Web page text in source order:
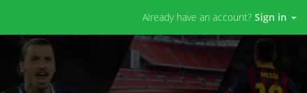
Already have an account? Sign in